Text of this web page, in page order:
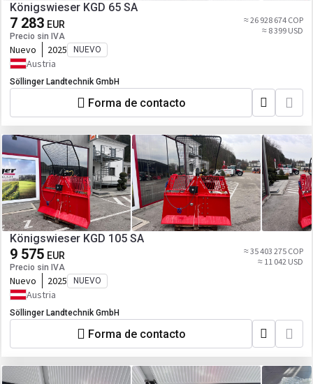
Königswieser KGD 65 SA
7 283 EUR
Precio sin IVA
≈ 26 928 674 COP
≈ 8 399 USD
Nuevo 2025 NUEVO
Austria
Söllinger Landtechnik GmbH
Forma de contacto
Königswieser KGD 105 SA
9 575 EUR
Precio sin IVA
≈ 35 403 275 COP
≈ 11 042 USD
Nuevo 2025 NUEVO
Austria
Söllinger Landtechnik GmbH
Forma de contacto